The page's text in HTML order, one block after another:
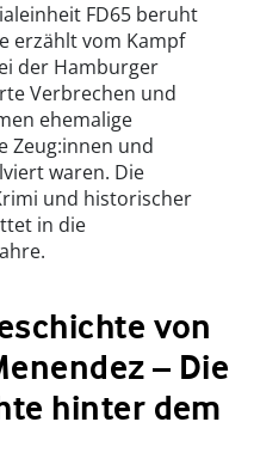
FD65 beruht
erzählt vom Kampf
der Hamburger
Verbrechen und
ehemalige
Zeug:innen und
waren. Die
und historischer
in die
von
– Die
hinter dem